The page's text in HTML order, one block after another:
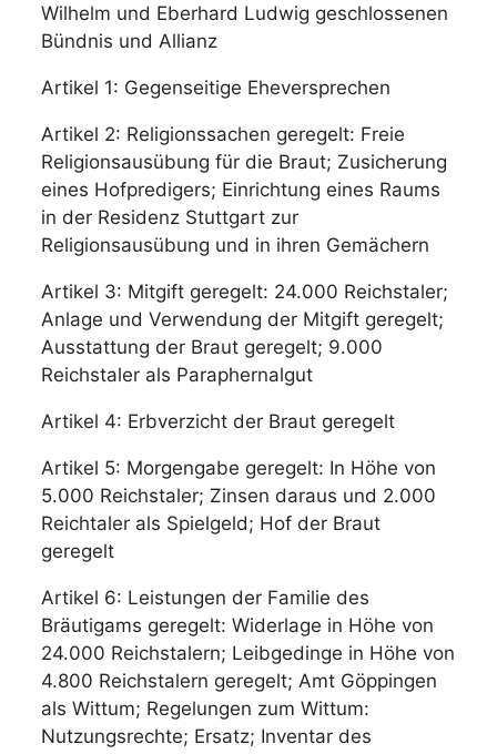
Wilhelm und Eberhard Ludwig geschlossenen
Bündnis und Allianz
Artikel 1: Gegenseitige Eheversprechen
Artikel 2: Religionssachen geregelt: Freie
Religionsausübung für die Braut; Zusicherung
eines Hofpredigers; Einrichtung eines Raums
in der Residenz Stuttgart zur
Religionsausübung und in ihren Gemächern
Artikel 3: Mitgift geregelt: 24.000 Reichstaler;
Anlage und Verwendung der Mitgift geregelt;
Ausstattung der Braut geregelt; 9.000
Reichstaler als Paraphernalgut
Artikel 4: Erbverzicht der Braut geregelt
Artikel 5: Morgengabe geregelt: In Höhe von
5.000 Reichstaler; Zinsen daraus und 2.000
Reichtaler als Spielgeld; Hof der Braut
geregelt
Artikel 6: Leistungen der Familie des
Bräutigams geregelt: Widerlage in Höhe von
24.000 Reichstalern; Leibgedinge in Höhe von
4.800 Reichstalern geregelt; Amt Göppingen
als Wittum; Regelungen zum Wittum:
Nutzungsrechte; Ersatz; Inventar des